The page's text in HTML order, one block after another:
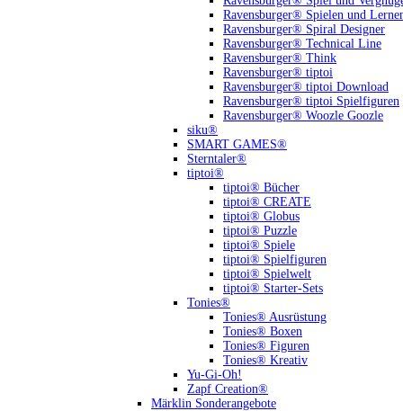
Ravensburger® Spielen und
Ravensburger® Spiral Designer
Ravensburger® Technical Line
Ravensburger® Think
Ravensburger® tiptoi
Ravensburger® tiptoi Download
Ravensburger® tiptoi Spielfiguren
Ravensburger® Woozle Goozle
siku®
SMART GAMES®
Sterntaler®
tiptoi®
tiptoi® Bücher
tiptoi® CREATE
tiptoi® Globus
tiptoi® Puzzle
tiptoi® Spiele
tiptoi® Spielfiguren
tiptoi® Spielwelt
tiptoi® Starter-Sets
Tonies®
Tonies® Ausrüstung
Tonies® Boxen
Tonies® Figuren
Tonies® Kreativ
Yu-Gi-Oh!
Zapf Creation®
Märklin Sonderangebote